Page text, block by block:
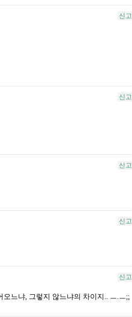
신고
신고
신고
신고
신고
느냐, 그렇지 않느냐의 차이지.. ㅡ.ㅡ;;